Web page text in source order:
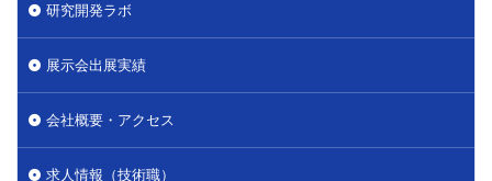
研究開発ラボ
展示会出展実績
会社概要・アクセス
求人情報（技術職）